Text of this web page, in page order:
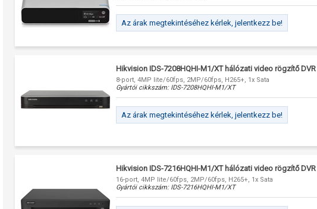
Az árak megtekintéséhez kérlek, jelentkezz be!
Hikvision IDS-7208HQHI-M1/XT hálózati video rögzítő DVR
8-port, 4MP lite/60fps, 2MP/60fps, H265+, 1x Sata
Gyártói cikkszám: IDS-7208HQHI-M1/XT
Az árak megtekintéséhez kérlek, jelentkezz be!
Hikvision IDS-7216HQHI-M1/XT hálózati video rögzítő DVR
16-port, 4MP lite/60fps, 2MP/60fps, H265+, 1x Sata
Gyártói cikkszám: IDS-7216HQHI-M1/XT